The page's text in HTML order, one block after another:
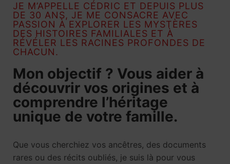
JE M’APPELLE CÉDRIC ET DEPUIS PLUS
DE 30 ANS, JE ME CONSACRE AVEC
PASSION À EXPLORER LES MYSTÈRES
DES HISTOIRES FAMILIALES ET À
RÉVÉLER LES RACINES PROFONDES DE
CHACUN.
Mon objectif ? Vous aider à
découvrir vos origines et à
comprendre l’héritage
unique de votre famille.
Que vous cherchiez vos ancêtres, des documents
rares ou des récits oubliés, je suis là pour vous